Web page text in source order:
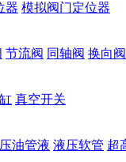
器 模拟阀门定位器
节流阀 同轴阀 换向阀
真空开关
油管液 液压软管 超